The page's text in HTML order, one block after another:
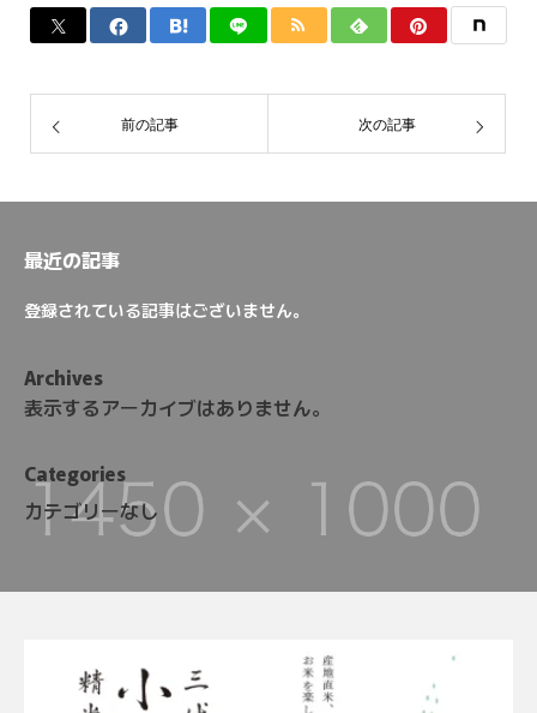
前の記事 次の記事
最近の記事
登録されている記事はございません。
Archives
表示するアーカイブはありません。
Categories
カテゴリーなし